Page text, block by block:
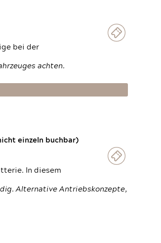
bei der
achten.
einzeln buchbar)
In diesem
Alternative Antriebskonzepte,